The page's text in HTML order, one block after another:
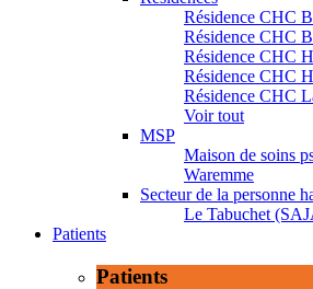
Résidence CHC
Résidence CHC
Résidence CHC
Résidence CHC
Résidence CHC
Voir tout
MSP
Maison de soins
Waremme
Secteur de la personne
Le Tabuchet
Patients
Patients